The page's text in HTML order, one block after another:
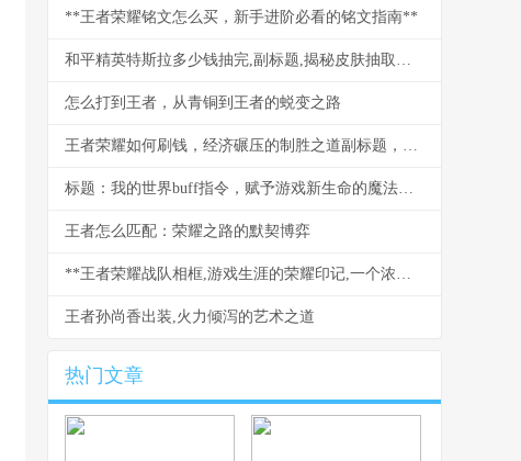
**王者荣耀铭文怎么买，新手进阶必看的铭文指南**
和平精英特斯拉多少钱抽完,副标题,揭秘皮肤抽取的真实成本
怎么打到王者，从青铜到王者的蜕变之路
王者荣耀如何刷钱，经济碾压的制胜之道副标题，资深玩家经济运营全解析
标题：我的世界buff指令，赋予游戏新生命的魔法符号
王者怎么匹配：荣耀之路的默契博弈
**王者荣耀战队相框,游戏生涯的荣耀印记,一个浓缩的集体记忆符号**
王者孙尚香出装,火力倾泻的艺术之道
热门文章